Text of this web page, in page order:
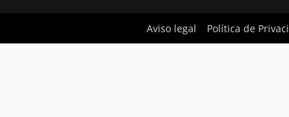
Aviso legal Política de